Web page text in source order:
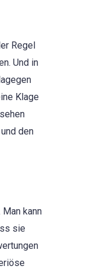
Regel
Und in
Klage
den
kann
sie